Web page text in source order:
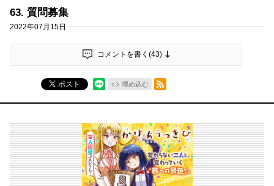
63. 質問募集
2022年07月15日
コメントを書く(43)
ポスト 埋め込む
RSSフィード